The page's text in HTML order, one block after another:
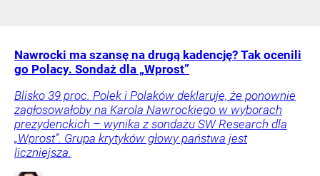
Nawrocki ma szansę na drugą kadencję? Tak ocenili
go Polacy. Sondaż dla „Wprost”
Blisko 39 proc. Polek i Polaków deklaruje, że ponownie
zagłosowałoby na Karola Nawrockiego w wyborach
prezydenckich – wynika z sondażu SW Research dla
„Wprost”. Grupa krytyków głowy państwa jest
liczniejsza.